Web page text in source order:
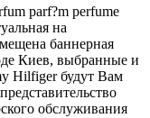
parf?m perfume
на
баннерная
Киев, выбранные и
Hilfiger будут Вам
обслуживания